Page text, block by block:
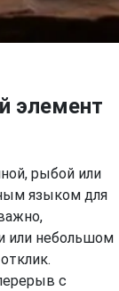
элемент
рыбой или
языком для
или небольшом
с